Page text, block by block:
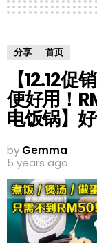
分享 首页
【12.12
便好用！
电饭锅】
by Gemma
5 years ago